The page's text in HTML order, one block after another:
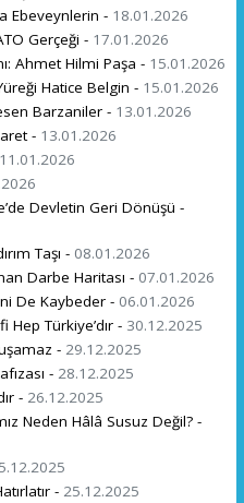
Ebeveynlerin - 18.01.2026
Gerçeği - 17.01.2026
Ahmet Hilmi Paşa - 15.01.2026
Hatice Belgin - 15.01.2026
Barzaniler - 13.01.2026
- 13.01.2026
11.01.2026
Devletin Geri Dönüşü -
Taşı - 08.01.2026
Darbe Haritası - 07.01.2026
De Kaybeder - 06.01.2026
Türkiye’dır - 30.12.2025
- 29.12.2025
- 28.12.2025
- 26.12.2025
Neden Hâlâ Susuz Değil? -
- 25.12.2025